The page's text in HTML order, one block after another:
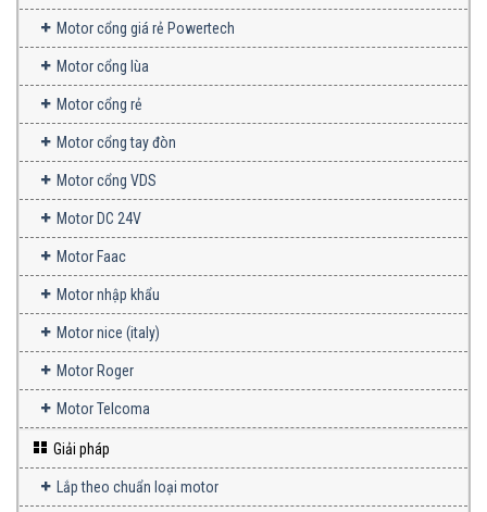
Motor cổng giá rẻ Powertech
Motor cổng lùa
Motor cổng rẻ
Motor cổng tay đòn
Motor cổng VDS
Motor DC 24V
Motor Faac
Motor nhập khẩu
Motor nice (italy)
Motor Roger
Motor Telcoma
Giải pháp
Lắp theo chuẩn loại motor